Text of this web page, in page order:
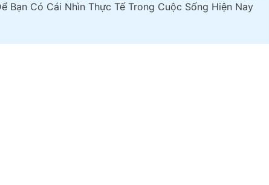
Bạn Có Cái Nhìn Thực Tế Trong Cuộc Sống Hiện Nay